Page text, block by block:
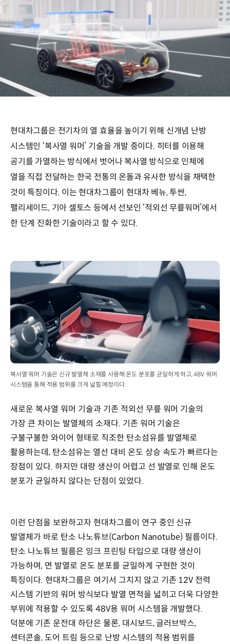
현대차그룹은 전기차의 열 효율을 높이기 위해 신개념 난방
시스템인 ‘복사열 워머’ 기술을 개발 중이다. 히터를 이용해
공기를 가열하는 방식에서 벗어나 복사열 방식으로 인체에
열을 직접 전달하는 한국 전통의 온돌과 유사한 방식을 채택한
것이 특징이다. 이는 현대차그룹이 현대차 베뉴, 투싼,
팰리세이드, 기아 셀토스 등에서 선보인 ‘적외선 무릎워머’에서
한 단계 진화한 기술이라고 할 수 있다.
복사열 워머 기술은 신규 발열체 소재를 사용해 온도 분포를 균일하게 하고, 48V 워머
시스템을 통해 적용 범위를 크게 넓힐 예정이다
새로운 복사열 워머 기술과 기존 적외선 무릎 워머 기술의
가장 큰 차이는 발열체의 소재다. 기존 워머 기술은
구불구불한 와이어 형태로 직조한 탄소섬유를 발열체로
활용하는데, 탄소섬유는 열선 대비 온도 상승 속도가 빠르다는
장점이 있다. 하지만 대량 생산이 어렵고 선 발열로 인해 온도
분포가 균일하지 않다는 단점이 있었다.
이런 단점을 보완하고자 현대차그룹이 연구 중인 신규
발열체가 바로 탄소 나노튜브(Carbon Nanotube) 필름이다.
탄소 나노튜브 필름은 잉크 프린팅 타입으로 대량 생산이
가능하며, 면 발열로 온도 분포를 균일하게 구현한 것이
특징이다. 현대차그룹은 여기서 그치지 않고 기존 12V 전력
시스템 기반의 워머 방식보다 발열 면적을 넓히고 더욱 다양한
부위에 적용할 수 있도록 48V용 워머 시스템을 개발했다.
덕분에 기존 운전대 하단은 물론, 대시보드, 글러브박스,
센터콘솔, 도어 트림 등으로 난방 시스템의 적용 범위를